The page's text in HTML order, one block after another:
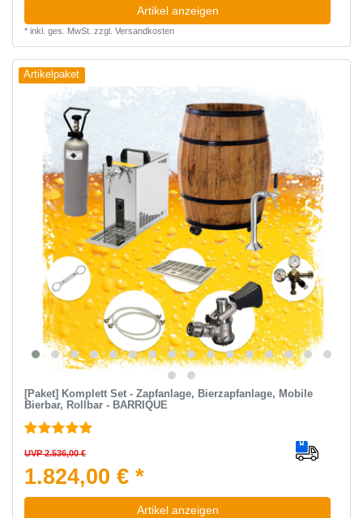
Artikel anzeigen
* inkl. ges. MwSt. zzgl. Versandkosten
Artikelpaket
[Paket] Komplett Set - Zapfanlage, Bierzapfanlage, Mobile
Bierbar, Rollbar - BARRIQUE
UVP 2.536,00 €
1.824,00 € *
Artikel anzeigen